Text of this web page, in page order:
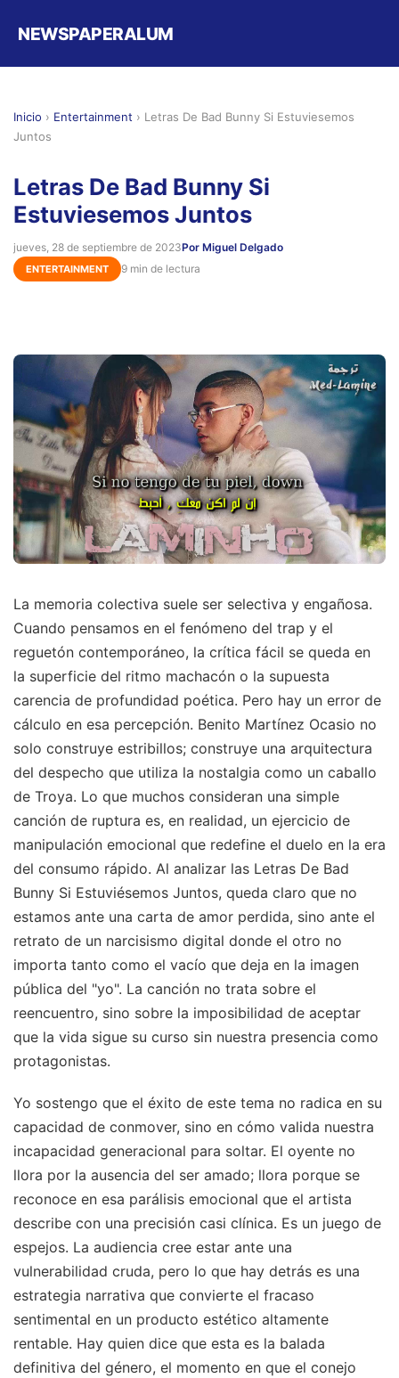
NEWSPAPERALUM
Inicio › Entertainment › Letras De Bad Bunny Si Estuviesemos
Juntos
Letras De Bad Bunny Si
Estuviesemos Juntos
jueves, 28 de septiembre de 2023Por Miguel Delgado
ENTERTAINMENT 9 min de lectura
La memoria colectiva suele ser selectiva y engañosa.
Cuando pensamos en el fenómeno del trap y el
reguetón contemporáneo, la crítica fácil se queda en
la superficie del ritmo machacón o la supuesta
carencia de profundidad poética. Pero hay un error de
cálculo en esa percepción. Benito Martínez Ocasio no
solo construye estribillos; construye una arquitectura
del despecho que utiliza la nostalgia como un caballo
de Troya. Lo que muchos consideran una simple
canción de ruptura es, en realidad, un ejercicio de
manipulación emocional que redefine el duelo en la era
del consumo rápido. Al analizar las Letras De Bad
Bunny Si Estuviésemos Juntos, queda claro que no
estamos ante una carta de amor perdida, sino ante el
retrato de un narcisismo digital donde el otro no
importa tanto como el vacío que deja en la imagen
pública del "yo". La canción no trata sobre el
reencuentro, sino sobre la imposibilidad de aceptar
que la vida sigue su curso sin nuestra presencia como
protagonistas.
Yo sostengo que el éxito de este tema no radica en su
capacidad de conmover, sino en cómo valida nuestra
incapacidad generacional para soltar. El oyente no
llora por la ausencia del ser amado; llora porque se
reconoce en esa parálisis emocional que el artista
describe con una precisión casi clínica. Es un juego de
espejos. La audiencia cree estar ante una
vulnerabilidad cruda, pero lo que hay detrás es una
estrategia narrativa que convierte el fracaso
sentimental en un producto estético altamente
rentable. Hay quien dice que esta es la balada
definitiva del género, el momento en que el conejo